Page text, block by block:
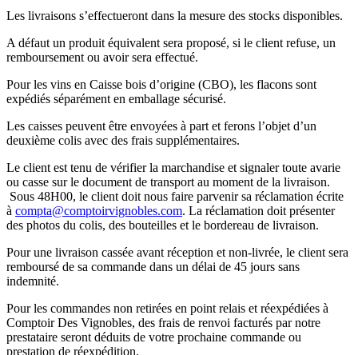
Les livraisons s’effectueront dans la mesure des stocks disponibles.
A défaut un produit équivalent sera proposé, si le client refuse, un
remboursement ou avoir sera effectué.
Pour les vins en Caisse bois d’origine (CBO), les flacons sont
expédiés séparément en emballage sécurisé.
Les caisses peuvent être envoyées à part et ferons l’objet d’un
deuxième colis avec des frais supplémentaires.
Le client est tenu de vérifier la marchandise et signaler toute avarie
ou casse sur le document de transport au moment de la livraison.
Sous 48H00, le client doit nous faire parvenir sa réclamation écrite
à compta@comptoirvignobles.com. La réclamation doit présenter
des photos du colis, des bouteilles et le bordereau de livraison.
Pour une livraison cassée avant réception et non-livrée, le client sera
remboursé de sa commande dans un délai de 45 jours sans
indemnité.
Pour les commandes non retirées en point relais et réexpédiées à
Comptoir Des Vignobles, des frais de renvoi facturés par notre
prestataire seront déduits de votre prochaine commande ou
prestation de réexpédition.